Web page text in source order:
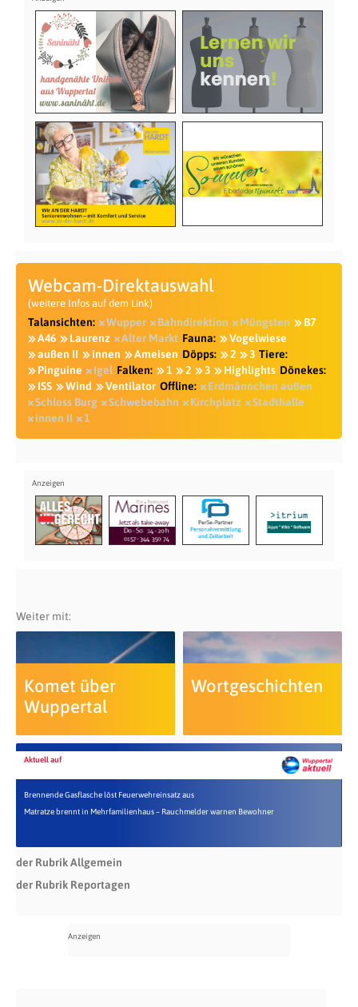
Webcam-Direktauswahl
(weitere Infos auf dem Link)
Talansichten: Wupper Bahndirektion Müngsten
B7
A46
Laurenz Alter Markt Fauna:
Vogelwiese
außen II
innen Ameisen Döpps: 2 3 Tiere:
Pinguine
Igel Falken: 1 2 3 Highlights Dönekes:
ISS
Wind Ventilator Offline:
Erdmännchen außen
Schloss Burg
Schwebebahn Kirchplatz
Stadthalle
innen II
1
Weiter mit:
Komet über
Wuppertal
Wortgeschichten
Aktuell auf
Brennende Gasflasche löst Feuerwehreinsatz aus
Matratze brennt in Mehrfamilienhaus – Rauchmelder warnen Bewohner
der Rubrik Allgemein
der Rubrik Reportagen